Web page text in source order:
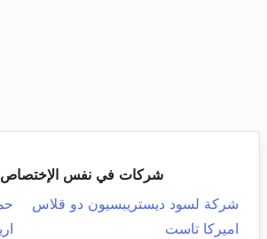
شركات في نفس الإختصاص
شركة لسود ديستريبسيون دو قلاس
اميركا تاست